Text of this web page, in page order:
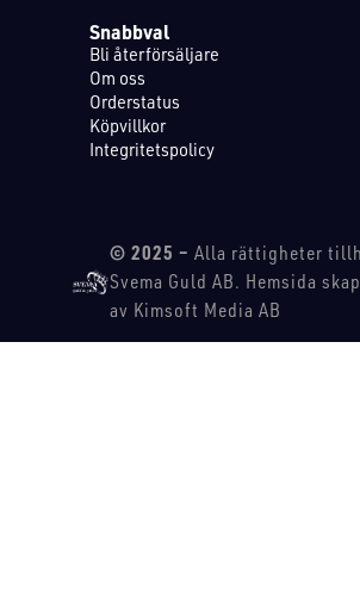
Snabbval
Bli återförsäljare
Om oss
Orderstatus
Köpvillkor
Integritetspolicy
© 2025 – Alla rättigheter
Svema Guld AB. Hemsida
av Kimsoft Media AB